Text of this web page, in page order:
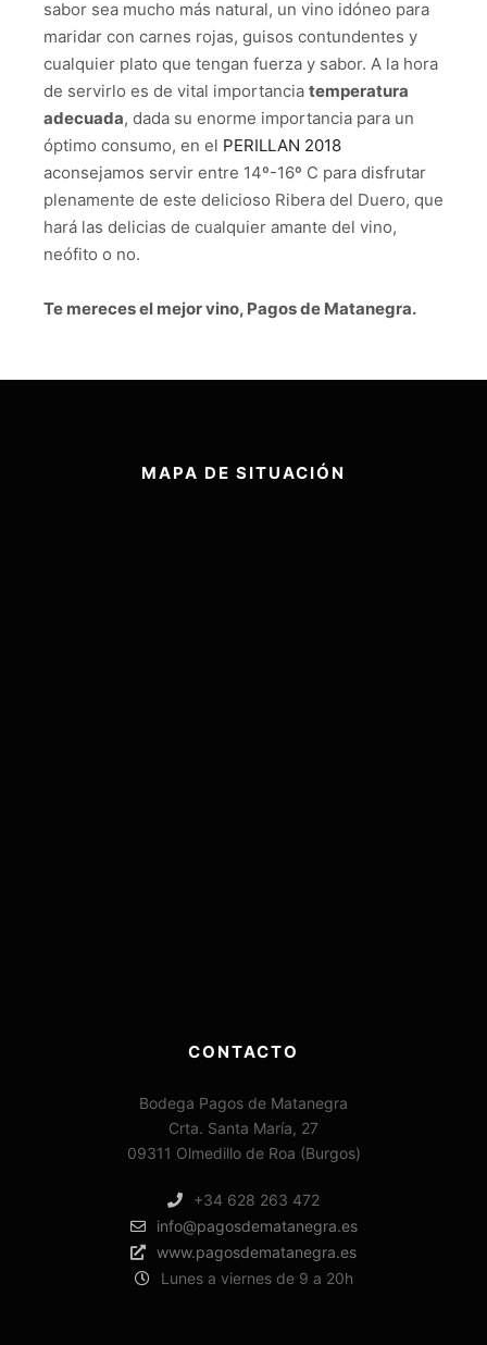
sabor sea mucho más natural, un vino idóneo para
maridar con carnes rojas, guisos contundentes y
cualquier plato que tengan fuerza y sabor. A la hora
de servirlo es de vital importancia temperatura
adecuada, dada su enorme importancia para un
óptimo consumo, en el PERILLAN 2018
aconsejamos servir entre 14º-16º C para disfrutar
plenamente de este delicioso Ribera del Duero, que
hará las delicias de cualquier amante del vino,
neófito o no.
Te mereces el mejor vino, Pagos de Matanegra.
MAPA DE SITUACIÓN
CONTACTO
Bodega Pagos de Matanegra
Crta. Santa María, 27
09311 Olmedillo de Roa (Burgos)
+34 628 263 472
info@pagosdematanegra.es
www.pagosdematanegra.es
Lunes a viernes de 9 a 20h